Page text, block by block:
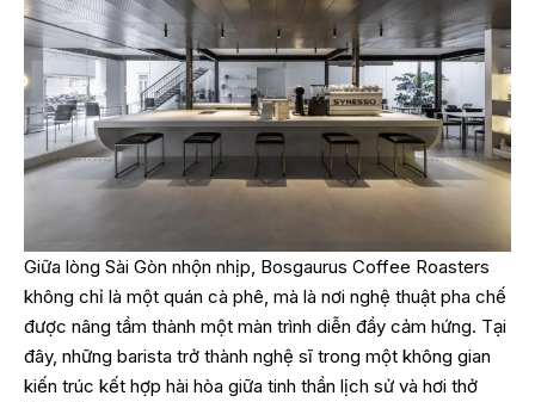
Giữa lòng Sài Gòn nhộn nhịp, Bosgaurus Coffee Roasters
không chỉ là một quán cà phê, mà là nơi nghệ thuật pha chế
được nâng tầm thành một màn trình diễn đầy cảm hứng. Tại
đây, những barista trở thành nghệ sĩ trong một không gian
kiến trúc kết hợp hài hòa giữa tinh thần lịch sử và hơi thở